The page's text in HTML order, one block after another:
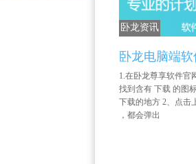
卧龙资讯
卧龙电脑端
1.在卧龙尊享软件官
找到含有 下载 的图
下载的地方 2、点击
，都会弹出